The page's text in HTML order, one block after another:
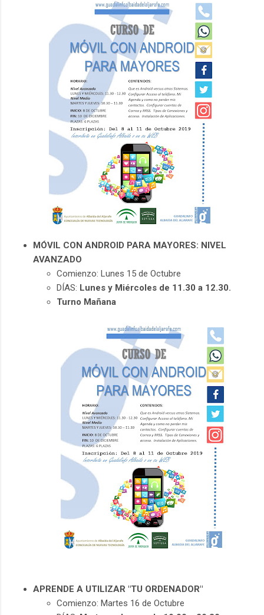
MÓVIL CON ANDROID PARA MAYORES: NIVEL
AVANZADO
Comienzo: Lunes 15 de Octubre
DÍAS: Lunes y Miércoles de 11.30 a 12.30.
Turno Mañana
APRENDE A UTILIZAR "TU ORDENADOR"
Comienzo: Martes 16 de Octubre